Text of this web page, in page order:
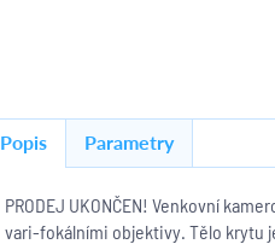
Popis Parametry
PRODEJ UKONČEN! Venkovní
vari-fokálními objektivy. Tělo krytu